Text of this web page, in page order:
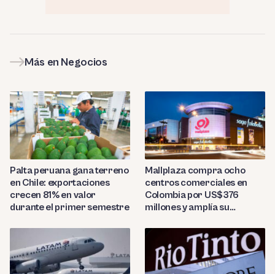
Más en Negocios
Palta peruana gana terreno
en Chile: exportaciones
crecen 81% en valor
durante el primer semestre
Mallplaza compra ocho
centros comerciales en
Colombia por US$376
millones y amplía su